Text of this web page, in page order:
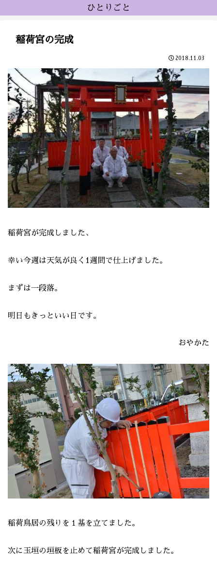
ひとりごと
稲荷宮の完成
2018.11.03
稲荷宮が完成しました、
幸い今週は天気が良く1週間で仕上げました。
まずは一段落。
明日もきっといい日です。
おやかた
稲荷鳥居の残りを１基を立てました。
次に玉垣の垣板を止めて稲荷宮が完成しました。